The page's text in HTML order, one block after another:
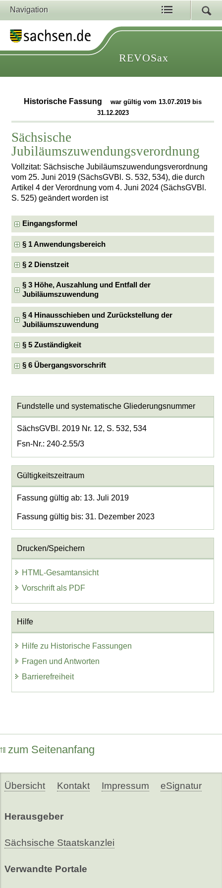
Navigation
REVOSax
Historische Fassung
war gültig vom 13.07.2019 bis
31.12.2023
Sächsische
Jubiläumszuwendungsverordnung
Vollzitat: Sächsische Jubiläumszuwendungsverordnung
vom 25. Juni 2019 (SächsGVBl. S. 532, 534), die durch
Artikel 4 der Verordnung vom 4. Juni 2024 (SächsGVBl.
S. 525) geändert worden ist
Eingangsformel
§ 1 Anwendungsbereich
§ 2 Dienstzeit
§ 3 Höhe, Auszahlung und Entfall der
Jubiläumszuwendung
§ 4 Hinausschieben und Zurückstellung der
Jubiläumszuwendung
§ 5 Zuständigkeit
§ 6 Übergangsvorschrift
Fundstelle und systematische Gliederungsnummer
SächsGVBl. 2019 Nr. 12, S. 532, 534
Fsn-Nr.: 240-2.55/3
Gültigkeitszeitraum
Fassung gültig ab: 13. Juli 2019
Fassung gültig bis: 31. Dezember 2023
Drucken/Speichern
HTML-Gesamtansicht
Vorschrift als PDF
Hilfe
Hilfe zu Historische Fassungen
Fragen und Antworten
Barrierefreiheit
zum Seitenanfang
Übersicht Kontakt Impressum eSignatur
Herausgeber
Sächsische Staatskanzlei
Verwandte Portale